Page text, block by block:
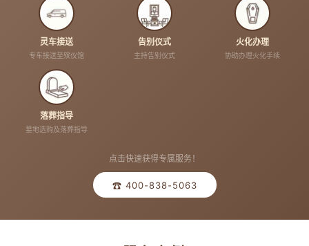
灵车接送
专车接送至殡仪馆
告别仪式
主持告别仪式
火化办理
协助办理火化手续
落葬指导
墓地选购及落葬指导
点击快速获得专属服务！
☎ 400-838-5063